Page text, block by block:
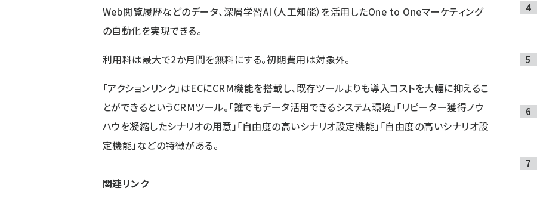
Web閲覧履歴などのデータ、深層学習AI（人工知能）を活用したOne to Oneマーケティング
の自動化を実現できる。
利用料は最大で2か月間を無料にする。初期費用は対象外。
「アクションリンク」はECにCRM機能を搭載し、既存ツールよりも導入コストを大幅に抑えるこ
とができるというCRMツール。「誰でもデータ活用できるシステム環境」「リピーター獲得ノウ
ハウを凝縮したシナリオの用意」「自由度の高いシナリオ設定機能」「自由度の高いシナリオ設
定機能」などの特徴がある。
関連リンク